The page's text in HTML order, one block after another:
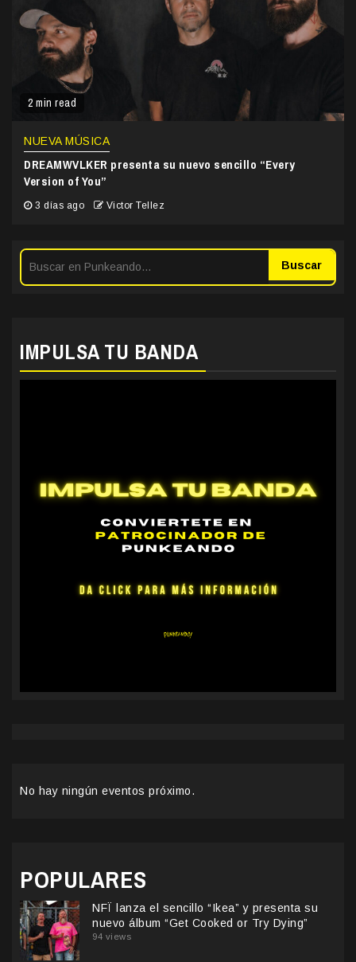
2 min read
NUEVA MÚSICA
DREAMWVLKER presenta su nuevo sencillo “Every
Version of You”
3 días ago Victor Tellez
Buscar
IMPULSA TU BANDA
No hay ningún eventos próximo.
POPULARES
NFÏ lanza el sencillo “Ikea” y presenta su
nuevo álbum “Get Cooked or Try Dying”
94 views